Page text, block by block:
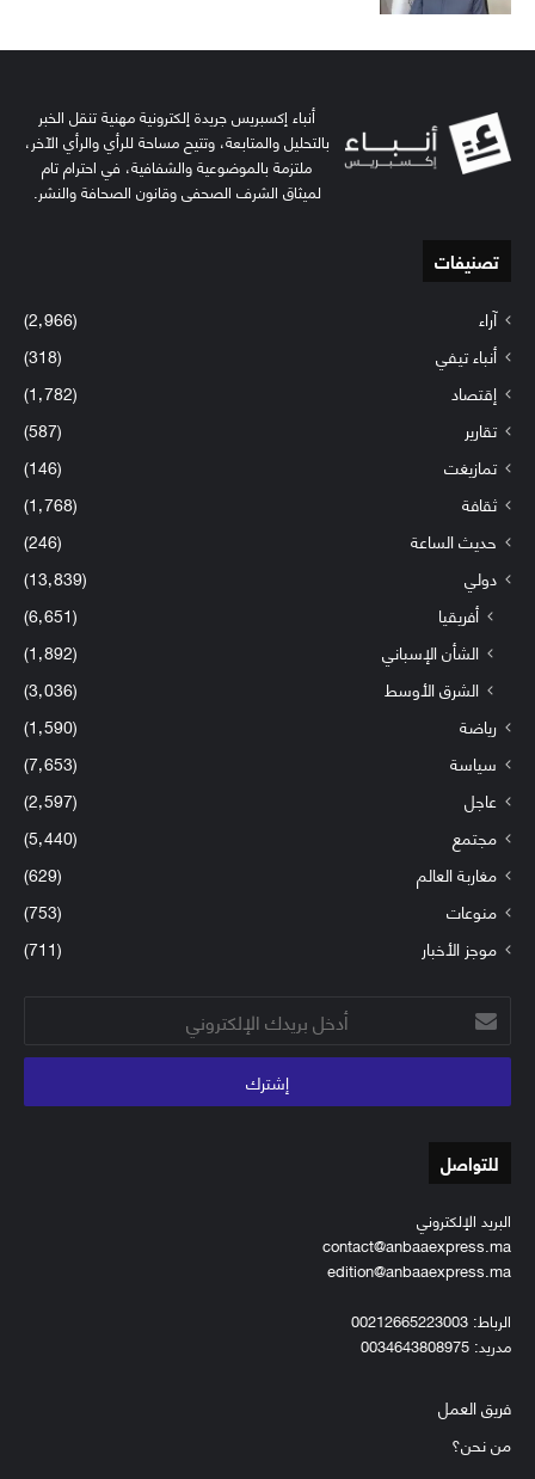
أنباء إكسبريس جريدة إلكترونية مهنية تنقل الخبر
بالتحليل والمتابعة، وتتيح مساحة للرأي والرأي الآخر،
ملتزمة بالموضوعية والشفافية، في احترام تام
لميثاق الشرف الصحفي وقانون الصحافة والنشر.
تصنيفات
آراء
(2٬966)
أنباء تيفي
(318)
إقتصاد
(1٬782)
تقارير
(587)
تمازيغت
(146)
ثقافة
(1٬768)
حديث الساعة
(246)
دولي
(13٬839)
أفريقيا
(6٬651)
الشأن الإسباني
(1٬892)
الشرق الأوسط
(3٬036)
رياضة
(1٬590)
سياسة
(7٬653)
عاجل
(2٬597)
مجتمع
(5٬440)
مغاربة العالم
(629)
منوعات
(753)
موجز الأخبار
(711)
أدخل
بريدك
الإلكتروني
للتواصل
البريد الإلكتروني
contact@anbaaexpress.ma
edition@anbaaexpress.ma
الرباط: 00212665223003
مدريد: 0034643808975
فريق العمل
من نحن؟